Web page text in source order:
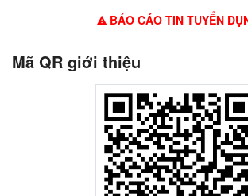
BÁO CÁO TIN TUYỂN
Mã QR giới thiệu